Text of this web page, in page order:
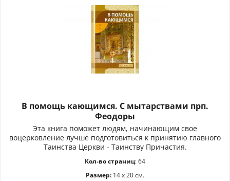
В помощь кающимся. С мытарствами прп.
Феодоры
Эта книга поможет людям, начинающим свое
воцерковление лучше подготовиться к принятию главного
Таинства Церкви - Таинству Причастия.
Кол-во страниц: 64
Размер: 14 x 20 см.